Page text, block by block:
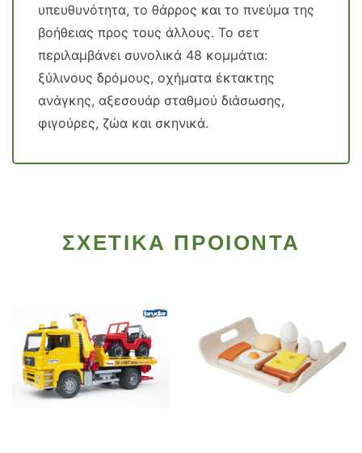
υπευθυνότητα, το θάρρος και το πνεύμα της
βοήθειας προς τους άλλους. Το σετ
περιλαμβάνει συνολικά 48 κομμάτια:
ξύλινους δρόμους, οχήματα έκτακτης
ανάγκης, αξεσουάρ σταθμού διάσωσης,
φιγούρες, ζώα και σκηνικά.
ΣΧΕΤΙΚΑ ΠΡΟΙΟΝΤΑ